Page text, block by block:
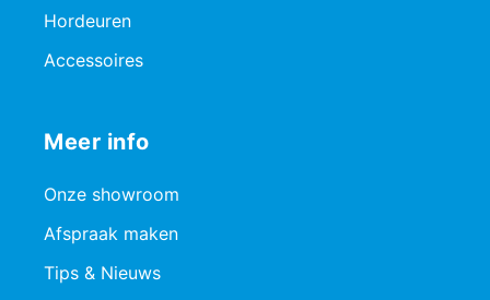
Hordeuren
Accessoires
Meer info
Onze showroom
Afspraak maken
Tips & Nieuws